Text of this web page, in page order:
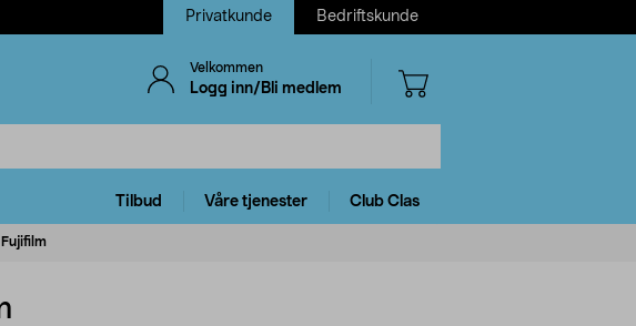
Privatkunde Bedriftskunde
Velkommen
Logg inn/Bli medlem
Tilbud Våre tjenester Club Clas